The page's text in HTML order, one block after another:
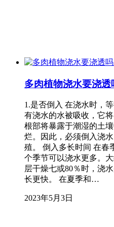
多肉植物浇水要浇透
1.是否倒入 在浇水时，
有浇水的水被吸收，它
根部将暴露于潮湿的土
烂。因此，必须倒入浇
殖。 倒入多长时间 在春
个季节可以浇水更多。
层干燥七或80％时，浇
长更快。 在夏季和…
2023年5月3日